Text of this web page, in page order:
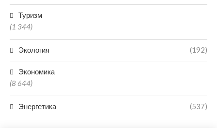
Туризм
(1 344)
Экология (192)
Экономика
(8 644)
Энергетика (537)